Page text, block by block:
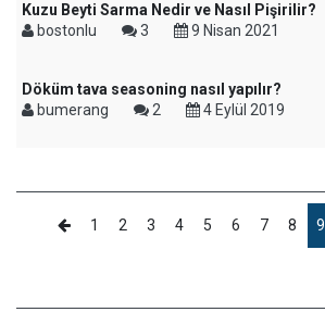
Kuzu Beyti Sarma Nedir ve Nasıl Pişirilir?
bostonlu
3 9 Nisan 2021
Döküm tava seasoning nasıl yapılır?
bumerang
2 4 Eylül 2019
1 2 3 4 5 6 7 8 9